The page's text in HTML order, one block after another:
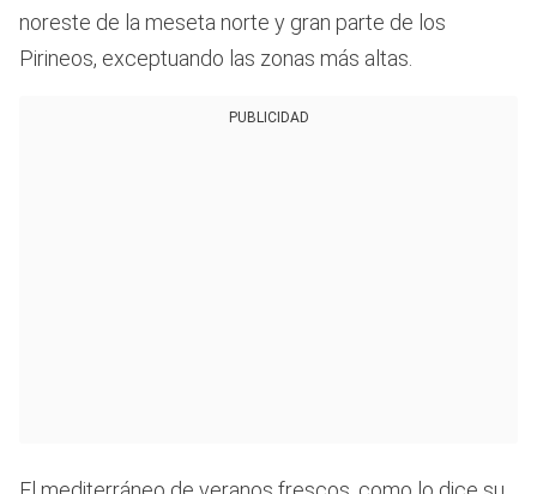
noreste de la meseta norte y gran parte de los
Pirineos, exceptuando las zonas más altas.
PUBLICIDAD